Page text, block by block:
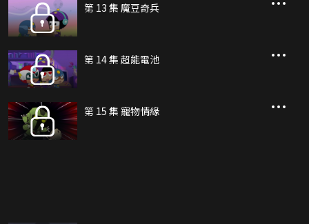
第 13 集 魔豆奇兵
第 14 集 超能電池
第 15 集 寵物情緣